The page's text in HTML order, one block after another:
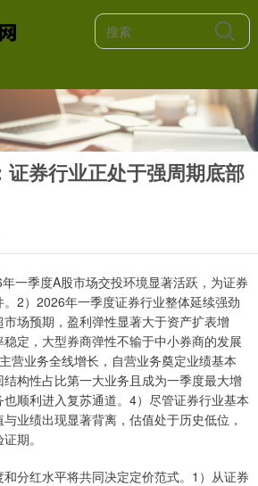
证券行业正处于强周期底部
一季度A股市场交投环境显著活跃，为证券
2）2026年一季度证券行业整体延续强劲
场预期，盈利弹性显著大于资产扩表增
定，大型券商弹性不输于中小券商的发展
营业务全线增长，自营业务奠定业绩基本
构性占比第一大业务且成为一季度最大增
顺利进入复苏通道。4）尽管证券行业基本
业绩出现显著背离，估值处于历史低位，
期。
分红水平将共同决定定价范式。1）从证券